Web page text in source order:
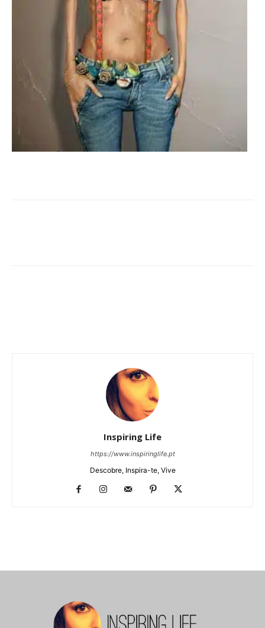
Inspiring Life
https://www.inspiringlife.pt
Descobre, Inspira-te, Vive